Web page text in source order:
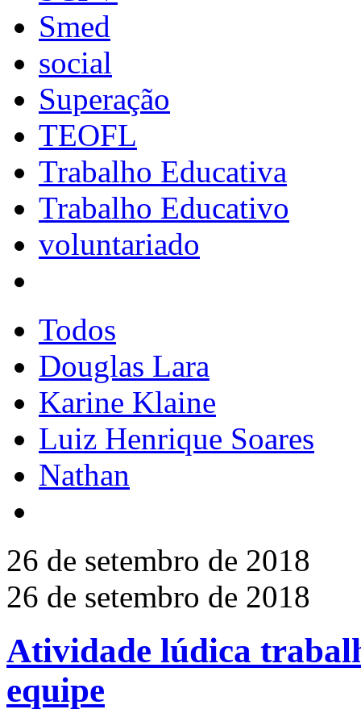
Smed
social
Superação
TEOFL
Trabalho Educativa
Trabalho Educativo
voluntariado
Todos
Douglas Lara
Karine Klaine
Luiz Henrique Soares
Nathan
26 de setembro de 2018
26 de setembro de 2018
Atividade lúdica
equipe